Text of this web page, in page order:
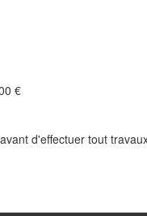
€
d'effectuer tout